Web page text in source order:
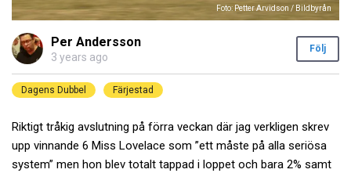
Foto: Petter Arvidson / Bildbyrån
Per Andersson
3 years ago
Följ
Dagens Dubbel Färjestad
Riktigt tråkig avslutning på förra veckan där jag verkligen skrev
upp vinnande 6 Miss Lovelace som ”ett måste på alla seriösa
system” men hon blev totalt tappad i loppet och bara 2% samt